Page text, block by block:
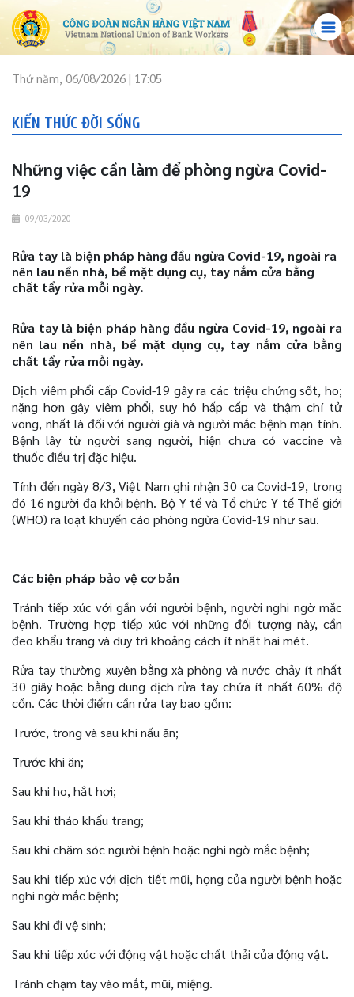
Thứ năm, 06/08/2026 | 17:05
KIẾN THỨC ĐỜI SỐNG
Những việc cần làm để phòng ngừa Covid-
19
09/03/2020
Rửa tay là biện pháp hàng đầu ngừa Covid-19, ngoài ra
nên lau nền nhà, bề mặt dụng cụ, tay nắm cửa bằng
chất tẩy rửa mỗi ngày.
Rửa tay là biện pháp hàng đầu ngừa Covid-19, ngoài ra
nên lau nền nhà, bề mặt dụng cụ, tay nắm cửa bằng
chất tẩy rửa mỗi ngày.
Dịch viêm phổi cấp Covid-19 gây ra các triệu chứng sốt, ho;
nặng hơn gây viêm phổi, suy hô hấp cấp và thậm chí tử
vong, nhất là đối với người già và người mắc bệnh mạn tính.
Bệnh lây từ người sang người, hiện chưa có vaccine và
thuốc điều trị đặc hiệu.
Tính đến ngày 8/3, Việt Nam ghi nhận 30 ca Covid-19, trong
đó 16 người đã khỏi bệnh. Bộ Y tế và Tổ chức Y tế Thế giới
(WHO) ra loạt khuyến cáo phòng ngừa Covid-19 như sau.
Các biện pháp bảo vệ cơ bản
Tránh tiếp xúc với gần với người bệnh, người nghi ngờ mắc
bệnh. Trường hợp tiếp xúc với những đối tượng này, cần
đeo khẩu trang và duy trì khoảng cách ít nhất hai mét.
Rửa tay thường xuyên bằng xà phòng và nước chảy ít nhất
30 giây hoặc bằng dung dịch rửa tay chứa ít nhất 60% độ
cồn. Các thời điểm cần rửa tay bao gồm:
Trước, trong và sau khi nấu ăn;
Trước khi ăn;
Sau khi ho, hắt hơi;
Sau khi tháo khẩu trang;
Sau khi chăm sóc người bệnh hoặc nghi ngờ mắc bệnh;
Sau khi tiếp xúc với dịch tiết mũi, họng của người bệnh hoặc
nghi ngờ mắc bệnh;
Sau khi đi vệ sinh;
Sau khi tiếp xúc với động vật hoặc chất thải của động vật.
Tránh chạm tay vào mắt, mũi, miệng.